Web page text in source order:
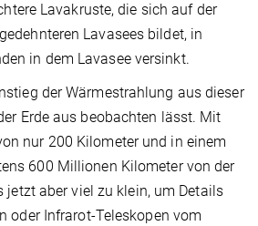
Lavakruste, die sich auf der
Lavasees bildet, in
in dem Lavasee versinkt.
der Wärmestrahlung aus dieser
Erde aus beobachten lässt. Mit
nur 200 Kilometer und in einem
600 Millionen Kilometer von der
jetzt aber viel zu klein, um Details
oder Infrarot-Teleskopen vom